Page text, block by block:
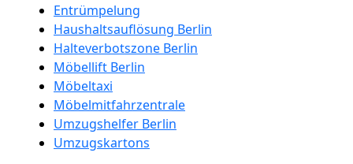
Entrümpelung
Haushaltsauflösung Berlin
Halteverbotszone Berlin
Möbellift Berlin
Möbeltaxi
Möbelmitfahrzentrale
Umzugshelfer Berlin
Umzugskartons